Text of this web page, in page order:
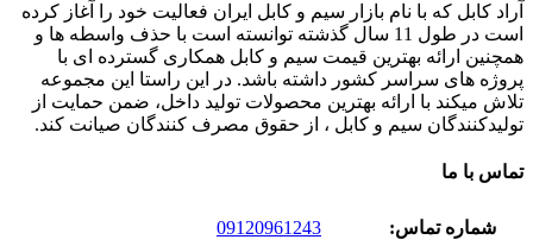
آراد کابل که با نام بازار سیم و کابل ایران فعالیت خود را آغاز کرده
است در طول 11 سال گذشته توانسته است با حذف واسطه ها و
همچنین ارائه بهترین قیمت سیم و کابل همکاری گسترده ای با
پروژه های سراسر کشور داشته باشد. در این راستا این مجموعه
تلاش میکند با ارائه بهترین محصولات تولید داخل، ضمن حمایت از
تولیدکنندگان سیم و کابل ، از حقوق مصرف کنندگان صیانت کند.
تماس با ما
شماره تماس:
09120961243